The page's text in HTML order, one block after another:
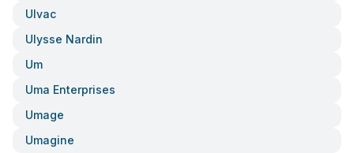
Ulvac
Ulysse Nardin
Um
Uma Enterprises
Umage
Umagine